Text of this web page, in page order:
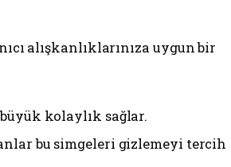
alışkanlıklarınıza uygun bir
kolaylık sağlar.
bu simgeleri gizlemeyi tercih